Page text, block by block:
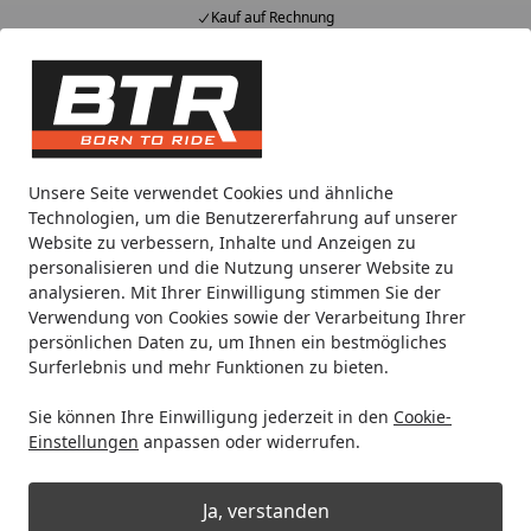
Unsere Seite verwendet Cookies und ähnliche
Technologien, um die Benutzererfahrung auf unserer
Website zu verbessern, Inhalte und Anzeigen zu
personalisieren und die Nutzung unserer Website zu
analysieren. Mit Ihrer Einwilligung stimmen Sie der
Verwendung von Cookies sowie der Verarbeitung Ihrer
persönlichen Daten zu, um Ihnen ein bestmögliches
Surferlebnis und mehr Funktionen zu bieten.
Sie können Ihre Einwilligung jederzeit in den Cookie-
Einstellungen anpassen oder widerrufen.
Ja, verstanden
Kauf auf Rechnung
Alle Produkte
Mein Konto
Suchen
Noch 2 Tage und 4 Stunden
Spare bis zu 35% auf EVOLIFT® Zentralständer
von BTR!
Startseite
Zubehör Helme & Zubehör Cross- & Endurohelme
Cross- & Endurohelme
Ihre Artikelübersicht
Kategorien